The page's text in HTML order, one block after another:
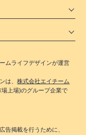
ムライフデザインが運営
は、株式会社エイチーム
上場)のグループ企業で
告掲載を行うために、